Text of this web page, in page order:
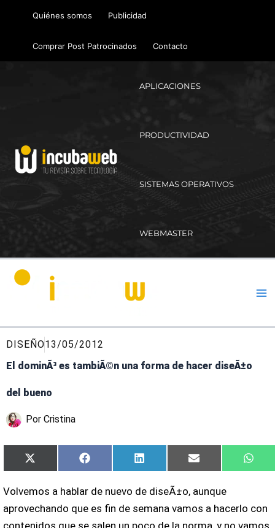
Quiénes somos Publicidad
Comprar Post Patrocinados Contacto
APLICACIONES
PRODUCTIVIDAD
SISTEMAS OPERATIVOS
WEBMASTER
DISEÑO13/05/2012
El dominÃ³ es tambiÃ©n una forma de hacer diseÃ±o
del bueno
Por Cristina
Compartir
en
X
(Twitter)
Compartir
en
Facebook
Compartir
en
LinkedIn
Compartir
en
Email
en
Volvemos a hablar de nuevo de diseÃ±o, aunque
aprovechando que es fin de semana vamos a hacerlo con